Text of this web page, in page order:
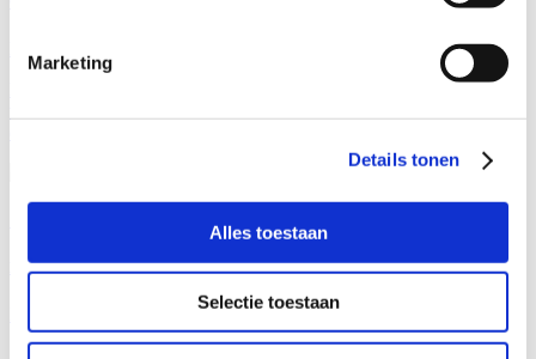
Marketing
Details tonen
Alles toestaan
Selectie toestaan
De geschatte waarde van namaakartikelen die in de EU werden
Laatste nieuws over UP & UPC
Eric BilhèreJean-Jacques Canonici